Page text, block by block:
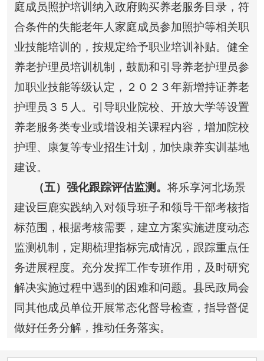
庭成员照护培训纳入政府购买养老服务目录，符
合条件的失能老年人家庭成员参加照护等相关职
业技能培训的，按规定给予职业培训补贴。健全
养老护理员培训机制，鼓励和引导养老护理员参
加职业技能等级认定，２０２３年新增持证养老
护理员３５人。引导职业院校、开放大学等设置
养老服务类专业或增设相关课程内容，增加院校
护理、康复等专业招生计划，加快康养实训基地
建设。
（五）强化跟踪评估监测。 将乐享河北场景
建设巨鹿实践纳入对领导班子和领导干部考核指
标范围，根据考核需要，建立方案实施进度动态
监测机制，定期梳理指标完成情况，跟踪重点任
务进展程度。充分发挥工作专班作用，及时研究
解决实施过程中遇到的困难和问题。县民政局会
同其他成员单位开展常态化督导检查，指导督促
做好任务分解，推动任务落实。